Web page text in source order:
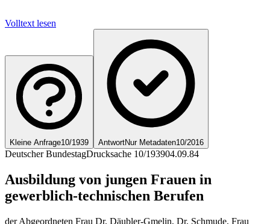
Volltext lesen
Kleine Anfrage10/1939 AntwortNur Metadaten10/2016
Deutscher BundestagDrucksache 10/193904.09.84
Ausbildung von jungen Frauen in
gewerblich-technischen Berufen
der Abgeordneten Frau Dr. Däubler-Gmelin, Dr. Schmude, Frau